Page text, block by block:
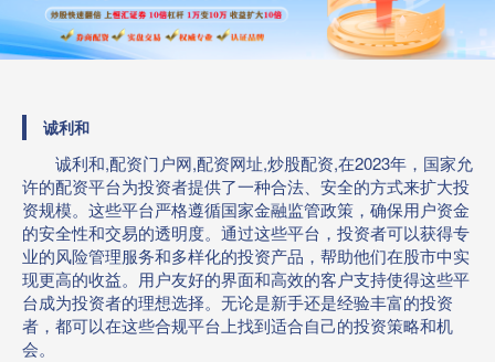
诚利和
诚利和,配资门户网,配资网址,炒股配资,在2023年，国家允
许的配资平台为投资者提供了一种合法、安全的方式来扩大投
资规模。这些平台严格遵循国家金融监管政策，确保用户资金
的安全性和交易的透明度。通过这些平台，投资者可以获得专
业的风险管理服务和多样化的投资产品，帮助他们在股市中实
现更高的收益。用户友好的界面和高效的客户支持使得这些平
台成为投资者的理想选择。无论是新手还是经验丰富的投资
者，都可以在这些合规平台上找到适合自己的投资策略和机
会。